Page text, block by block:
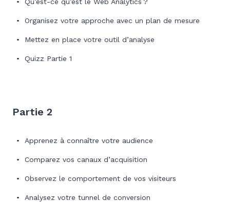
Organisez votre approche avec un plan de mesure
Mettez en place votre outil d’analyse
Quizz Partie 1
Partie 2
Apprenez à connaître votre audience
Comparez vos canaux d’acquisition
Observez le comportement de vos visiteurs
Analysez votre tunnel de conversion